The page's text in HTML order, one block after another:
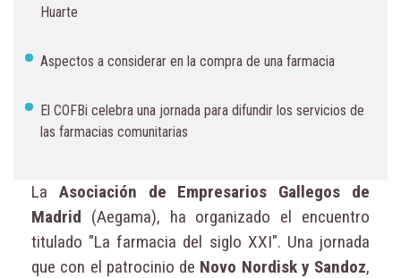
Huarte
Aspectos a considerar en la compra de una farmacia
El COFBi celebra una jornada para difundir los servicios de
las farmacias comunitarias
La Asociación de Empresarios Gallegos de
Madrid (Aegama), ha organizado el encuentro
titulado "La farmacia del siglo XXI". Una jornada
que con el patrocinio de Novo Nordisk y Sandoz,